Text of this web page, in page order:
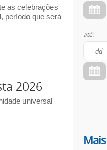
as celebrações
período que será
2026
universal
até: